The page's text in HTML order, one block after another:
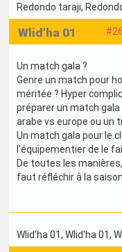
Redondo taraji,
Wlid'ha 01
Un match gala ?
Genre un match pour
méritée ? Hyper
préparer un match
arabe vs europe ou un
Un match gala pour le
l'équipementier de le
De toutes les
faut réfléchir à la
Wlid'ha 01, Wlid'ha 01,